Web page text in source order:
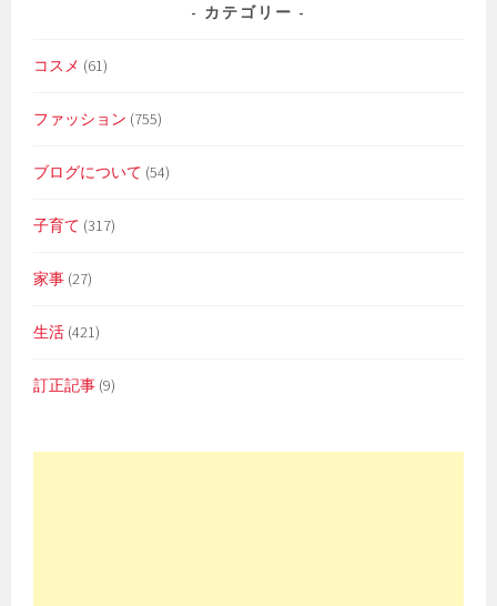
カテゴリー
コスメ (61)
ファッション (755)
ブログについて (54)
子育て (317)
家事 (27)
生活 (421)
訂正記事 (9)